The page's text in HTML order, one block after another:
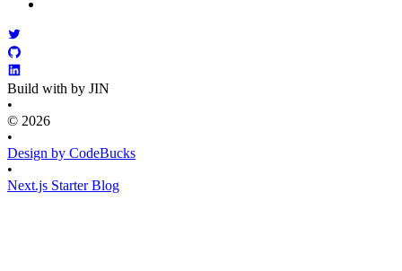
Build with by JIN
•
© 2026
•
Design by CodeBucks
•
Next.js Starter Blog